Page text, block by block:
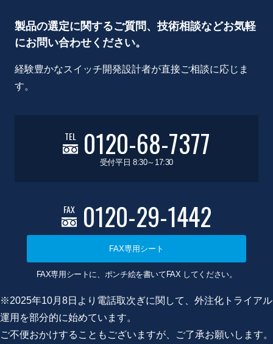
製品の選定に関するご質問、技術相談などお気軽
にお問い合わせください。
経験豊かなスイッチ開発設計者が直接ご相談に応じま
す。
TEL 0120-68-7377
受付平日 8:30～17:30
FAX 0120-29-1442
FAX専用シート
FAX専用シートに、ポンチ絵を書いてFAX してください。
※2025年10月8日より電話取次ぎに関して、外注化トライアル
運用を部分的に始めています。
ご不便おかけすることもございますが、ご了承お願いします。